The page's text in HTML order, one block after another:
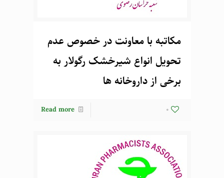
مکاتبه با معاونت در خصوص عدم
تحویل انواع شیرخشک رگولار به
برخی از داروخانه ها
0
Read more